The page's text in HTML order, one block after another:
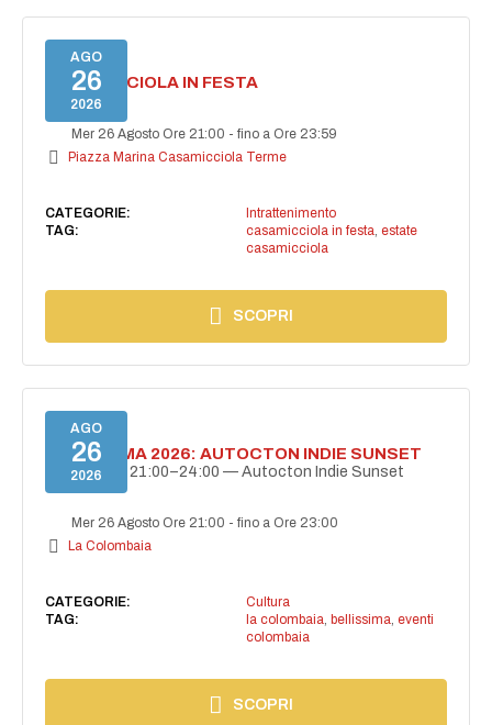
AGO
26
2026
CASAMICCIOLA IN FESTA
Mer 26 Agosto Ore 21:00 -fino a Ore 23:59
Piazza Marina Casamicciola Terme
CATEGORIE:
Intrattenimento
TAG:
casamicciola in festa, estate
casamicciola
SCOPRI
AGO
26
2026
BELLISSIMA 2026: AUTOCTON INDIE SUNSET
26 agosto | 21:00–24:00 — Autocton Indie Sunset
Mer 26 Agosto Ore 21:00 -fino a Ore 23:00
La Colombaia
CATEGORIE:
Cultura
TAG:
la colombaia, bellissima, eventi
colombaia
SCOPRI